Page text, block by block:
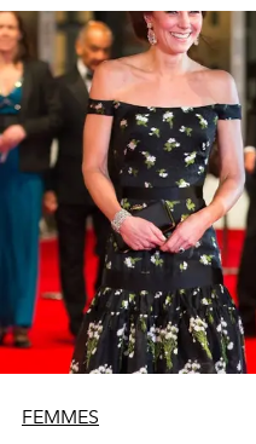
FEMMES